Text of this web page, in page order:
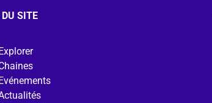
SITE